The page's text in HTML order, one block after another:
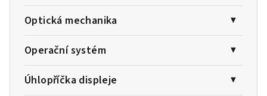
Optická mechanika
Operační systém
Úhlopříčka displeje